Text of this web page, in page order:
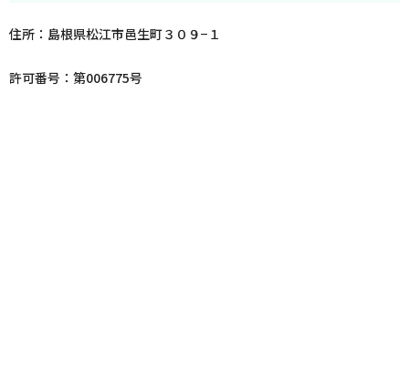
住所：島根県松江市邑生町３０９−１
許可番号：第006775号